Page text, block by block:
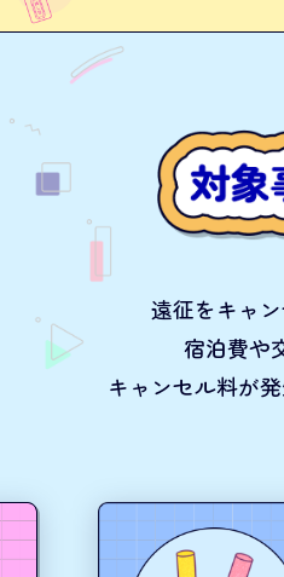
遠征をキャン
宿泊費や
キャンセル料が